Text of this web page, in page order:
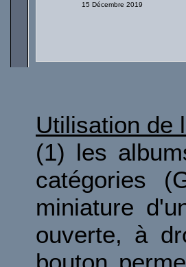
15 Décembre 2019
Utilisation de
(1) les
catégories
miniature
ouverte, à